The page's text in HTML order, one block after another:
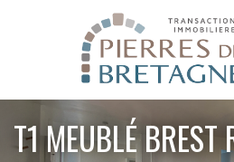
NOS
T1 MEUBLÉ BREST